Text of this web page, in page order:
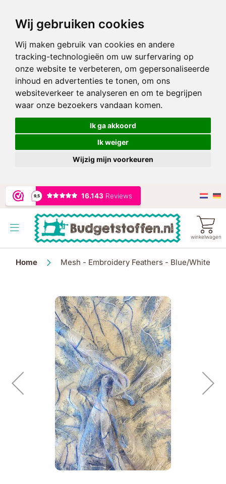
Wij gebruiken cookies
Wij maken gebruik van cookies en andere
tracking-technologieën om uw surfervaring op
onze website te verbeteren, om gepersonaliseerde
inhoud en advertenties te tonen, om ons
websiteverkeer te analyseren en om te begrijpen
waar onze bezoekers vandaan komen.
Ik ga akkoord
Ik weiger
Wijzig mijn voorkeuren
naar
de
winkelwagen
Home Mesh - Embroidery Feathers - Blue/White